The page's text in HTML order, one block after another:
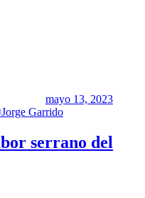
mayo 13, 2023
serrano del